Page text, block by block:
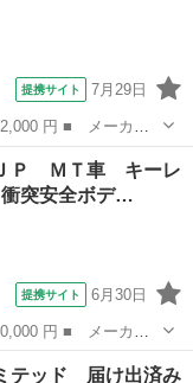
提携サイト 7月29日
名： ＰＣリミテ
軽減システム 記録
ＪＰ ＭＴ車 キーレ
突安全ボデ…
提携サイト 6月30日
レード名： Ｊ
安全ボディ 盗難防
テッド 届け出済み